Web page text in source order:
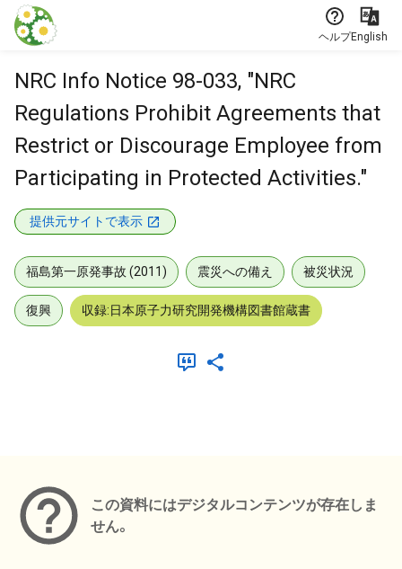
本文に飛ぶ
ヘルプEnglish
NRC Info Notice 98-033, "NRC
Regulations Prohibit Agreements that
Restrict or Discourage Employee from
Participating in Protected Activities."
提供元サイトで表示
福島第一原発事故 (2011) 震災への備え 被災状況
復興 収録:日本原子力研究開発機構図書館蔵書
この資料にはデジタルコンテンツが存在しま
せん。